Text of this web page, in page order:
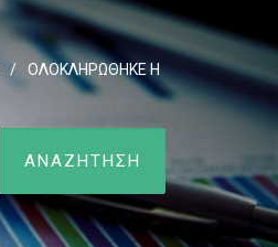
/
ΟΛΟΚΛΗΡΩΘΗΚΕ Η